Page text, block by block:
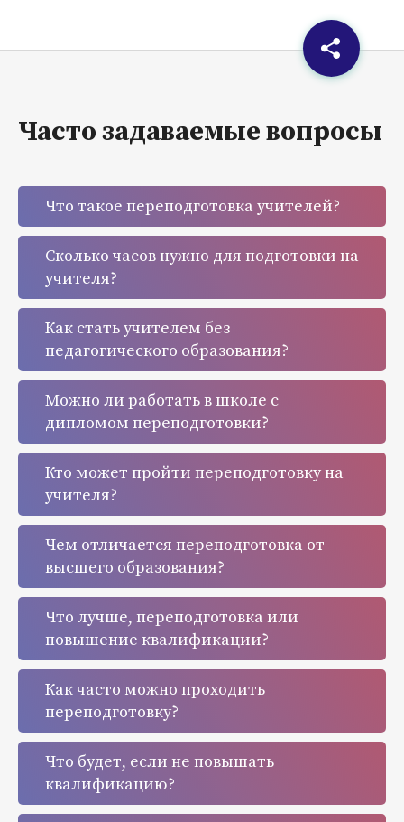
Часто задаваемые вопросы
Что такое переподготовка учителей?
Сколько часов нужно для подготовки на
учителя?
Как стать учителем без
педагогического образования?
Можно ли работать в школе с
дипломом переподготовки?
Кто может пройти переподготовку на
учителя?
Чем отличается переподготовка от
высшего образования?
Что лучше, переподготовка или
повышение квалификации?
Как часто можно проходить
переподготовку?
Что будет, если не повышать
квалификацию?